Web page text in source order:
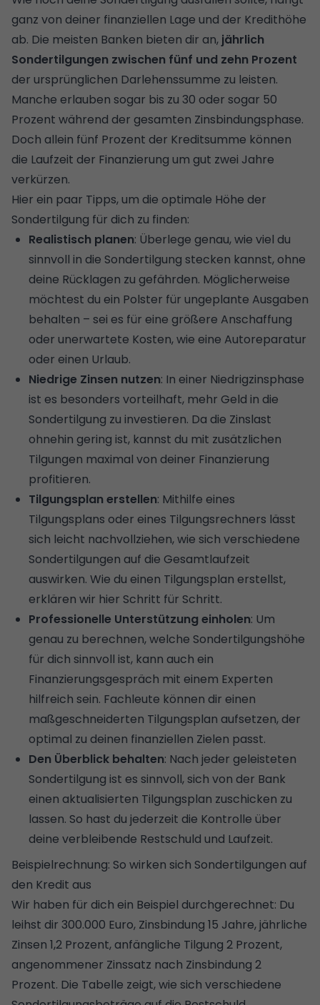
ganz von deiner finanziellen Lage und der Kredithöhe
ab. Die meisten Banken bieten dir an, jährlich
Sondertilgungen zwischen fünf und zehn Prozent
der ursprünglichen Darlehenssumme zu leisten.
Manche erlauben sogar bis zu 30 oder sogar 50
Prozent während der gesamten Zinsbindungsphase.
Doch allein fünf Prozent der Kreditsumme können
die Laufzeit der Finanzierung um gut zwei Jahre
verkürzen.
Hier ein paar Tipps, um die optimale Höhe der
Sondertilgung für dich zu finden:
Realistisch planen: Überlege genau, wie viel du
sinnvoll in die Sondertilgung stecken kannst, ohne
deine Rücklagen zu gefährden. Möglicherweise
möchtest du ein Polster für ungeplante Ausgaben
behalten – sei es für eine größere Anschaffung
oder unerwartete Kosten, wie eine Autoreparatur
oder einen Urlaub.
Niedrige Zinsen nutzen: In einer Niedrigzinsphase
ist es besonders vorteilhaft, mehr Geld in die
Sondertilgung zu investieren. Da die Zinslast
ohnehin gering ist, kannst du mit zusätzlichen
Tilgungen maximal von deiner Finanzierung
profitieren.
Tilgungsplan erstellen: Mithilfe eines
Tilgungsplans oder eines Tilgungsrechners lässt
sich leicht nachvollziehen, wie sich verschiedene
Sondertilgungen auf die Gesamtlaufzeit
auswirken. Wie du einen Tilgungsplan erstellst,
erklären wir hier Schritt für Schritt.
Professionelle Unterstützung einholen: Um
genau zu berechnen, welche Sondertilgungshöhe
für dich sinnvoll ist, kann auch ein
Finanzierungsgespräch mit einem Experten
hilfreich sein. Fachleute können dir einen
maßgeschneiderten Tilgungsplan aufsetzen, der
optimal zu deinen finanziellen Zielen passt.
Den Überblick behalten: Nach jeder geleisteten
Sondertilgung ist es sinnvoll, sich von der Bank
einen aktualisierten Tilgungsplan zuschicken zu
lassen. So hast du jederzeit die Kontrolle über
deine verbleibende Restschuld und Laufzeit.
Beispielrechnung: So wirken sich Sondertilgungen auf
den Kredit aus
Wir haben für dich ein Beispiel durchgerechnet: Du
leihst dir 300.000 Euro, Zinsbindung 15 Jahre, jährliche
Zinsen 1,2 Prozent, anfängliche Tilgung 2 Prozent,
angenommener Zinssatz nach Zinsbindung 2
Prozent. Die Tabelle zeigt, wie sich verschiedene